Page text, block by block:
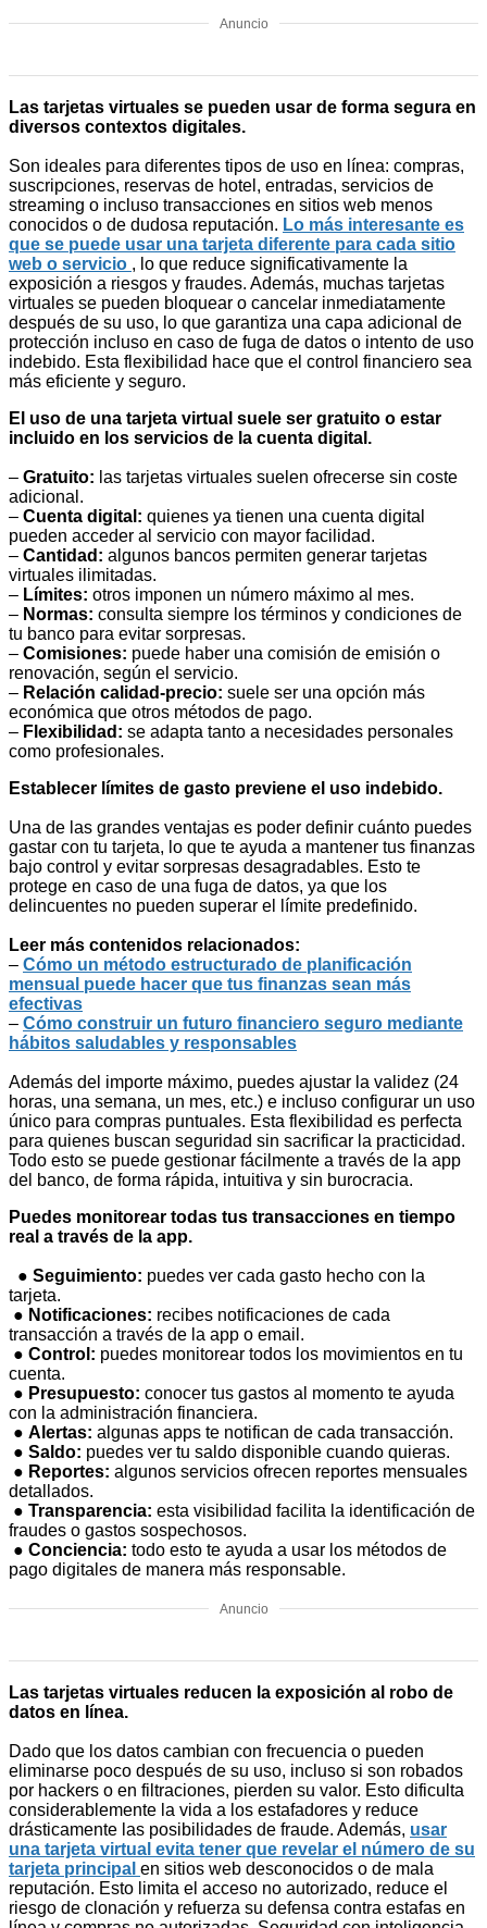
Anuncio
Las tarjetas virtuales se pueden usar de forma segura en
diversos contextos digitales.
Son ideales para diferentes tipos de uso en línea: compras,
suscripciones, reservas de hotel, entradas, servicios de
streaming o incluso transacciones en sitios web menos
conocidos o de dudosa reputación. Lo más interesante es
que se puede usar una tarjeta diferente para cada sitio
web o servicio , lo que reduce significativamente la
exposición a riesgos y fraudes. Además, muchas tarjetas
virtuales se pueden bloquear o cancelar inmediatamente
después de su uso, lo que garantiza una capa adicional de
protección incluso en caso de fuga de datos o intento de uso
indebido. Esta flexibilidad hace que el control financiero sea
más eficiente y seguro.
El uso de una tarjeta virtual suele ser gratuito o estar
incluido en los servicios de la cuenta digital.
– Gratuito: las tarjetas virtuales suelen ofrecerse sin coste
adicional.
– Cuenta digital: quienes ya tienen una cuenta digital
pueden acceder al servicio con mayor facilidad.
– Cantidad: algunos bancos permiten generar tarjetas
virtuales ilimitadas.
– Límites: otros imponen un número máximo al mes.
– Normas: consulta siempre los términos y condiciones de
tu banco para evitar sorpresas.
– Comisiones: puede haber una comisión de emisión o
renovación, según el servicio.
– Relación calidad-precio: suele ser una opción más
económica que otros métodos de pago.
– Flexibilidad: se adapta tanto a necesidades personales
como profesionales.
Establecer límites de gasto previene el uso indebido.
Una de las grandes ventajas es poder definir cuánto puedes
gastar con tu tarjeta, lo que te ayuda a mantener tus finanzas
bajo control y evitar sorpresas desagradables. Esto te
protege en caso de una fuga de datos, ya que los
delincuentes no pueden superar el límite predefinido.
Leer más contenidos relacionados:
– Cómo un método estructurado de planificación
mensual puede hacer que tus finanzas sean más
efectivas
– Cómo construir un futuro financiero seguro mediante
hábitos saludables y responsables
Además del importe máximo, puedes ajustar la validez (24
horas, una semana, un mes, etc.) e incluso configurar un uso
único para compras puntuales. Esta flexibilidad es perfecta
para quienes buscan seguridad sin sacrificar la practicidad.
Todo esto se puede gestionar fácilmente a través de la app
del banco, de forma rápida, intuitiva y sin burocracia.
Puedes monitorear todas tus transacciones en tiempo
real a través de la app.
● Seguimiento: puedes ver cada gasto hecho con la
tarjeta.
● Notificaciones: recibes notificaciones de cada
transacción a través de la app o email.
● Control: puedes monitorear todos los movimientos en tu
cuenta.
● Presupuesto: conocer tus gastos al momento te ayuda
con la administración financiera.
● Alertas: algunas apps te notifican de cada transacción.
● Saldo: puedes ver tu saldo disponible cuando quieras.
● Reportes: algunos servicios ofrecen reportes mensuales
detallados.
● Transparencia: esta visibilidad facilita la identificación de
fraudes o gastos sospechosos.
● Conciencia: todo esto te ayuda a usar los métodos de
pago digitales de manera más responsable.
Anuncio
Las tarjetas virtuales reducen la exposición al robo de
datos en línea.
Dado que los datos cambian con frecuencia o pueden
eliminarse poco después de su uso, incluso si son robados
por hackers o en filtraciones, pierden su valor. Esto dificulta
considerablemente la vida a los estafadores y reduce
drásticamente las posibilidades de fraude. Además, usar
una tarjeta virtual evita tener que revelar el número de su
tarjeta principal en sitios web desconocidos o de mala
reputación. Esto limita el acceso no autorizado, reduce el
riesgo de clonación y refuerza su defensa contra estafas en